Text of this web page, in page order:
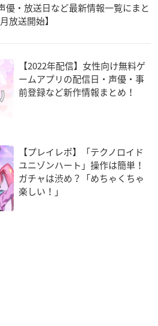
優・放送日など最新情報一覧にまと
放送開始】
【2022年配信】女性向け無料ゲ
ームアプリの配信日・声優・事
前登録など新作情報まとめ！
【プレイレポ】「テクノロイド
ユニゾンハート」操作は簡単！
ガチャは渋め？「めちゃくちゃ
楽しい！」